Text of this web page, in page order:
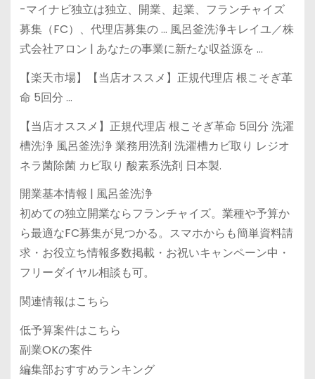
-マイナビ独立は独立、開業、起業、フランチャイズ
募集（FC）、代理店募集の … 風呂釜洗浄キレイユ／株
式会社アロン | あなたの事業に新たな収益源を …
【楽天市場】【当店オススメ】正規代理店 根こそぎ革
命 5回分 …
【当店オススメ】正規代理店 根こそぎ革命 5回分 洗濯
槽洗浄 風呂釜洗浄 業務用洗剤 洗濯槽カビ取り レジオ
ネラ菌除菌 カビ取り 酸素系洗剤 日本製.
開業基本情報 | 風呂釜洗浄
初めての独立開業ならフランチャイズ。業種や予算か
ら最適なFC募集が見つかる。スマホからも簡単資料請
求・お役立ち情報多数掲載・お祝いキャンペーン中・
フリーダイヤル相談も可。
関連情報はこちら
低予算案件はこちら
副業OKの案件
編集部おすすめランキング